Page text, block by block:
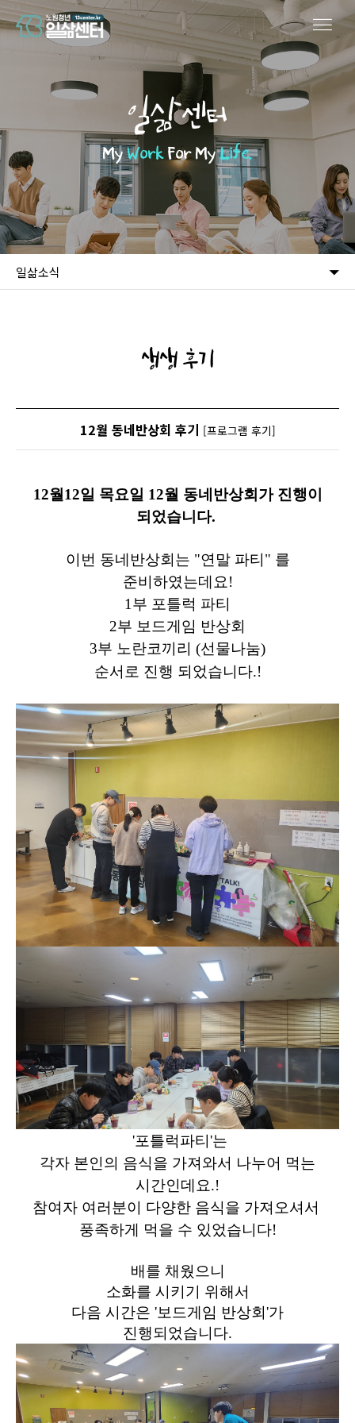
일삶센터
MyWorkFor MyLife.
일삶소식
생생 후기
12월 동네반상회 후기 [프로그램 후기]
12월12일 목요일 12월 동네반상회가 진행이
되었습니다.
이번 동네반상회는 "연말 파티" 를
준비하였는데요!
1부 포틀럭 파티
2부 보드게임 반상회
3부 노란코끼리 (선물나눔)
순서로 진행 되었습니다.!
'포틀럭파티'는
각자 본인의 음식을 가져와서 나누어 먹는
시간인데요.!
참여자 여러분이 다양한 음식을 가져오셔서
풍족하게 먹을 수 있었습니다!
배를 채웠으니
소화를 시키기 위해서
다음 시간은 '보드게임 반상회'가
진행되었습니다.